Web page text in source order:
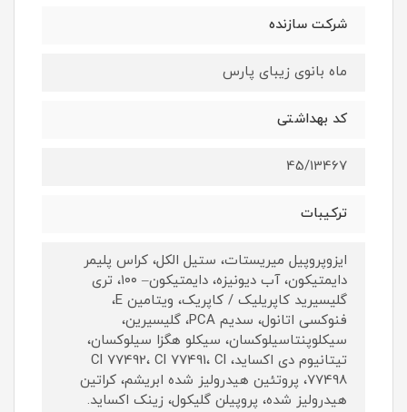
شرکت سازنده
ماه بانوی زیبای پارس
کد بهداشتی
45/13467
ترکیبات
ایزوپروپیل میریستات، ستیل الکل، کراس پلیمر
دایمتیکون، آب دیونیزه، دایمتیکون– ۱۰۰، تری
گلیسیرید کاپریلیک / کاپریک، ویتامین E،
فنوکسی اتانول، سدیم PCA، گلیسیرین،
سیکلوپنتاسیلوکسان، سیکلو هگزا سیلوکسان،
تیتانیوم دی اکساید، Cl 77492، Cl 77491، Cl
77498، پروتئین هیدرولیز شده ابریشم، کراتین
هیدرولیز شده، پروپیلن گلیکول، زینک اکساید.